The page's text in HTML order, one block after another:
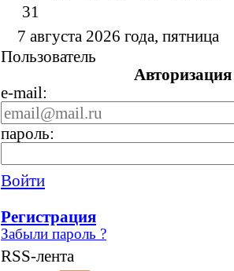
31
7 августа 2026 года, пятница
Пользователь
Авторизация
e-mail:
пароль:
Войти
Регистрация
Забыли пароль ?
RSS-лента